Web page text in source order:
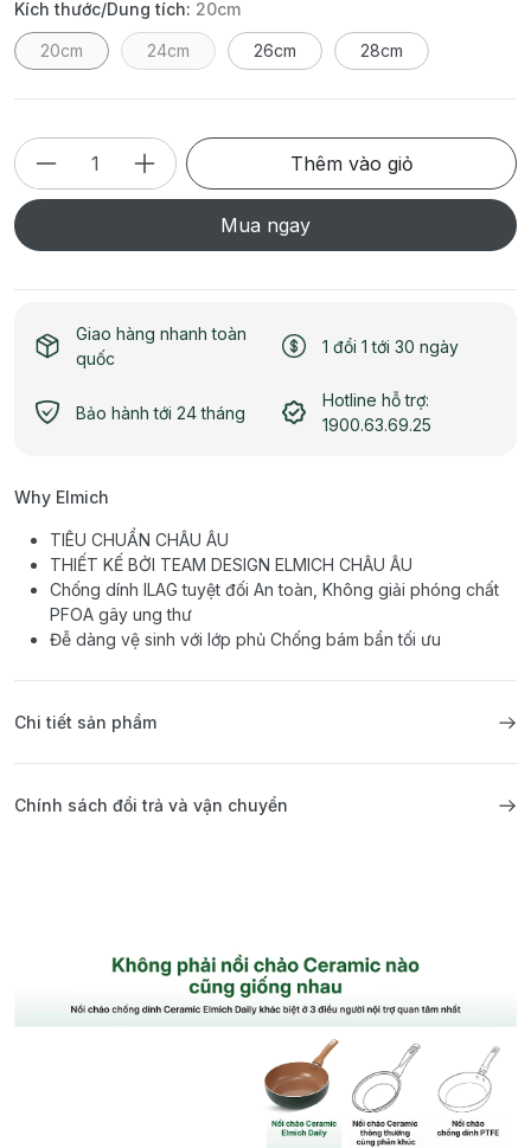
Kích thước/Dung tích: 20cm
20cm 24cm 26cm 28cm
Thêm vào giỏ
Mua ngay
Giao hàng nhanh toàn
quốc
1 đổi 1 tới 30 ngày
Bảo hành tới 24 tháng
Hotline hỗ trợ:
1900.63.69.25
Why Elmich
TIÊU CHUẨN CHÂU ÂU
THIẾT KẾ BỞI TEAM DESIGN ELMICH CHÂU ÂU
Chống dính ILAG tuyệt đối An toàn, Không giải phóng chất
PFOA gây ung thư
Đễ dàng vệ sinh với lớp phủ Chống bám bẩn tối ưu
Chi tiết sản phẩm
Chính sách đổi trả và vận chuyển